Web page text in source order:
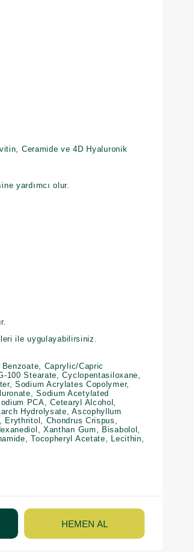
Ceramide ve 4D Hyaluronik
yardımcı olur.
ile uygulayabilirsiniz.
Caprylic/Capric
100 Stearate, Cyclopentasiloxane,
Sodium Acrylates Copolymer,
Sodium Acetylated
PCA, Cetearyl Alcohol,
Hydrolysate, Ascophyllum
Erythritol, Chondrus Crispus,
Xanthan Gum, Bisabolol,
Tocopheryl Acetate, Lecithin,